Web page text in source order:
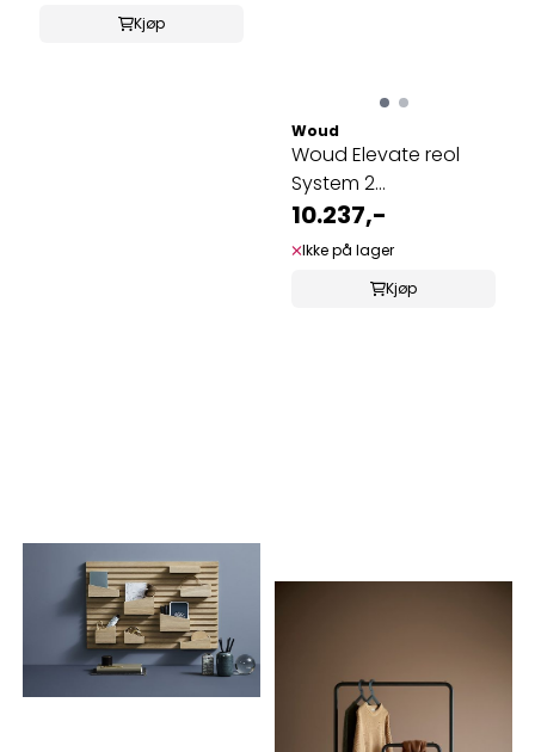
Kjøp
Woud
Woud Elevate reol
System 2
Hvitpigmentert eik
10.237,-
Ikke på lager
Kjøp